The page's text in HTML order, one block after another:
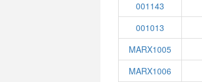
001143
001013
MARX1005
MARX1006